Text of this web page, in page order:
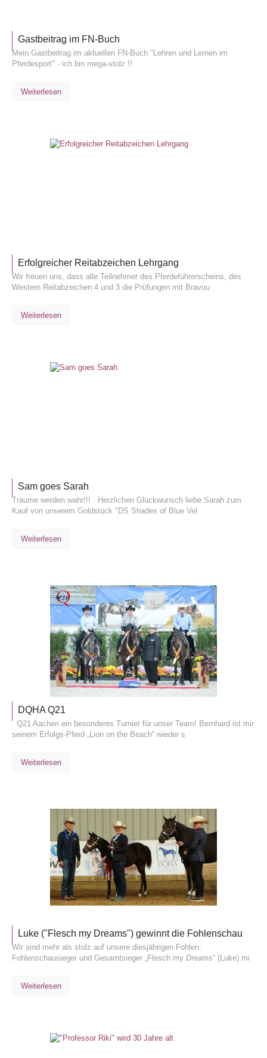
Gastbeitrag im FN-Buch
Mein Gastbeitrag im aktuellen FN-Buch "Lehren und Lernen im
Pferdesport" - ich bin mega-stolz !!
Weiterlesen
Erfolgreicher Reitabzeichen Lehrgang
Wir freuen uns, dass alle Teilnehmer des Pferdeführerscheins, des
Western Reitabzeichen 4 und 3 die Prüfungen mit Bravou
Weiterlesen
Sam goes Sarah
Träume werden wahr!!! Herzlichen Glückwunsch liebe Sarah zum
Kauf von unserem Goldstück "DS Shades of Blue Vel
Weiterlesen
DQHA Q21
Q21 Aachen ein besonderes Turnier für unser Team! Bernhard ist mir
seinem Erfolgs-Pferd „Lion on the Beach“ wieder s
Weiterlesen
Luke ("Flesch my Dreams") gewinnt die Fohlenschau
Wir sind mehr als stolz auf unsere diesjährigen Fohlen:
Fohlenschausieger und Gesamtsieger „Flesch my Dreams“ (Luke) mi
Weiterlesen